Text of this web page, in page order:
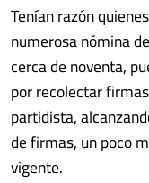
Tenían razón
numerosa nómina
cerca de noventa,
por recolectar
partidista,
de firmas, un poco
vigente.